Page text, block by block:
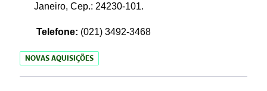
Janeiro, Cep.: 24230-101.
Telefone: (021) 3492-3468
NOVAS AQUISIÇÕES